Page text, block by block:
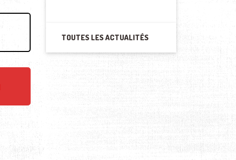
TOUTES LES ACTUALITÉS